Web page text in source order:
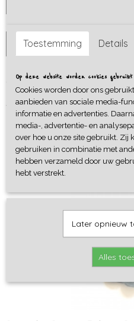
IN WINKELWAGEN
Omschrijving
Scrunchie van biologische
Ook interessant
Toestemming Details
Op deze website worden cookies gebruikt
Cookies worden door ons
aanbieden van sociale media-
informatie en advertenties.
media-, advertentie- en
over hoe u onze site gebruikt. Zij
gebruiken in combinatie met
hebben verzameld door uw
hebt verstrekt.
Later opnieuw
Alles